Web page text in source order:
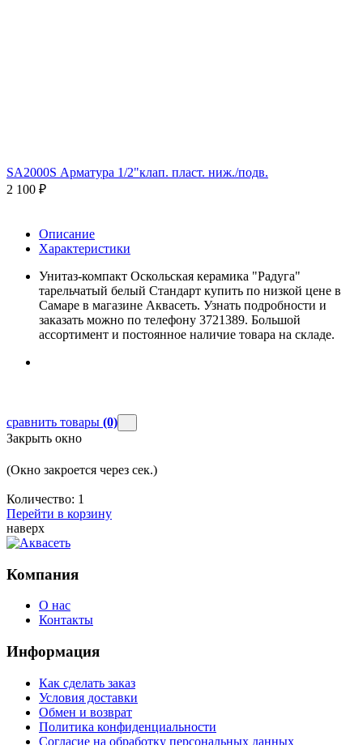
SA2000S Арматура 1/2"клап. пласт. ниж./подв.
2 100 ₽
Описание
Характеристики
Унитаз-компакт Оскольская керамика "Радуга"
тарельчатый белый Стандарт купить по низкой цене в
Самаре в магазине Аквасеть. Узнать подробности и
заказать можно по телефону 3721389. Большой
ассортимент и постоянное наличие товара на складе.
сравнить товары (0)
Закрыть окно
(Окно закроется через сек.)
Количество: 1
Перейти в корзину
наверх
Компания
О нас
Контакты
Информация
Как сделать заказ
Условия доставки
Обмен и возврат
Политика конфиденциальности
Согласие на обработку персональных данных